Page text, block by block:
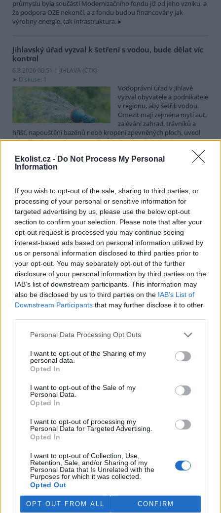
Ekolist.cz - Do Not Process My Personal
Information
If you wish to opt-out of the sale, sharing to third parties, or
processing of your personal or sensitive information for
targeted advertising by us, please use the below opt-out
section to confirm your selection. Please note that after your
opt-out request is processed you may continue seeing
interest-based ads based on personal information utilized by
us or personal information disclosed to third parties prior to
your opt-out. You may separately opt-out of the further
disclosure of your personal information by third parties on the
IAB’s list of downstream participants. This information may
also be disclosed by us to third parties on the IAB’s List of
Downstream Participants that may further disclose it to other
Personal Data Processing Opt Outs
I want to opt-out of the Sharing of my
personal data.
Opted In
I want to opt-out of the Sale of my
Personal Data.
Opted In
I want to opt-out of processing my
Personal Data for Targeted Advertising.
Opted In
I want to opt-out of Collection, Use,
Retention, Sale, and/or Sharing of my
Personal Data that Is Unrelated with the
Purposes for which it was collected.
Opted Out
OPT OUT FROM ALL CONFIRM
průmyslu byla součástí Modernizačního fondu již od jeho vzniku, a
že podpora OZE nekončí, a z fondu budou financovány jak
výrobny energie, tak infrastruktura.
Jihlavský úřad vyzval k šetření s vodou, bude dělat víc
kontrol
6.8.2026 00:51 | JIHLAVA (ČTK)
Diskuse: 1
Vodoprávní úřad v Jihlavě
vyzval obyvatele a podnikatele
v regionu, aby šetřili vodou.
Omezit mají zejména mytí aut,
zalévání zahrad, trávníků a
hřišť, napouštění bazénů nebo kropení zpevněných ploch, uvedl
mluvčí radnice Radovan Daněk. Úřad podle něj bude víc
kontrolovat povolené odběry. Výzva k šetření vodou platí pro
všechny obce spadající pod Jihlavu jako obec s rozšířenou
působností.
Celníci odhalili gang překupníků papoušků, zajistili
stovku ptáků
5.8.2026 20:13 (ČTK)
Celníci odhalili gang
překupníků chráněných druhů
papoušků působící v několika
krajích a zajistili asi stovku
ptáků. S odchytem a
zajištěním zvířat celníkům pomohly zoo v Praze, Zlíně a Ostravě. V
ostravské zahradě také papoušci nalezli dočasné útočiště. V
tiskové zprávě nawebucelníků to oznámila mluvčí Celní správy ČR
Martina Kaňková. Případem se zabývá policie.
pronásledovali velrybáře
Islandské úřady nařídily
vyhoštění 21 aktivistů
pobřežní stráž s policií zabavily
jejich loď, která pronásledovala velrybářské plavidlo. Pasažéři lodi
patřící nadaci kanadsko-amerického ekologického aktivisty Paula
palubě nebyl. Píše o tom agentura AFP s odvoláním na islandskou
policii.
Záchranná stanice v Praze přijímá kvůli vedrům více
volně žijících zvířat
5.8.2026 17:40 | PRAHA (
teplotám pracovníci pražské